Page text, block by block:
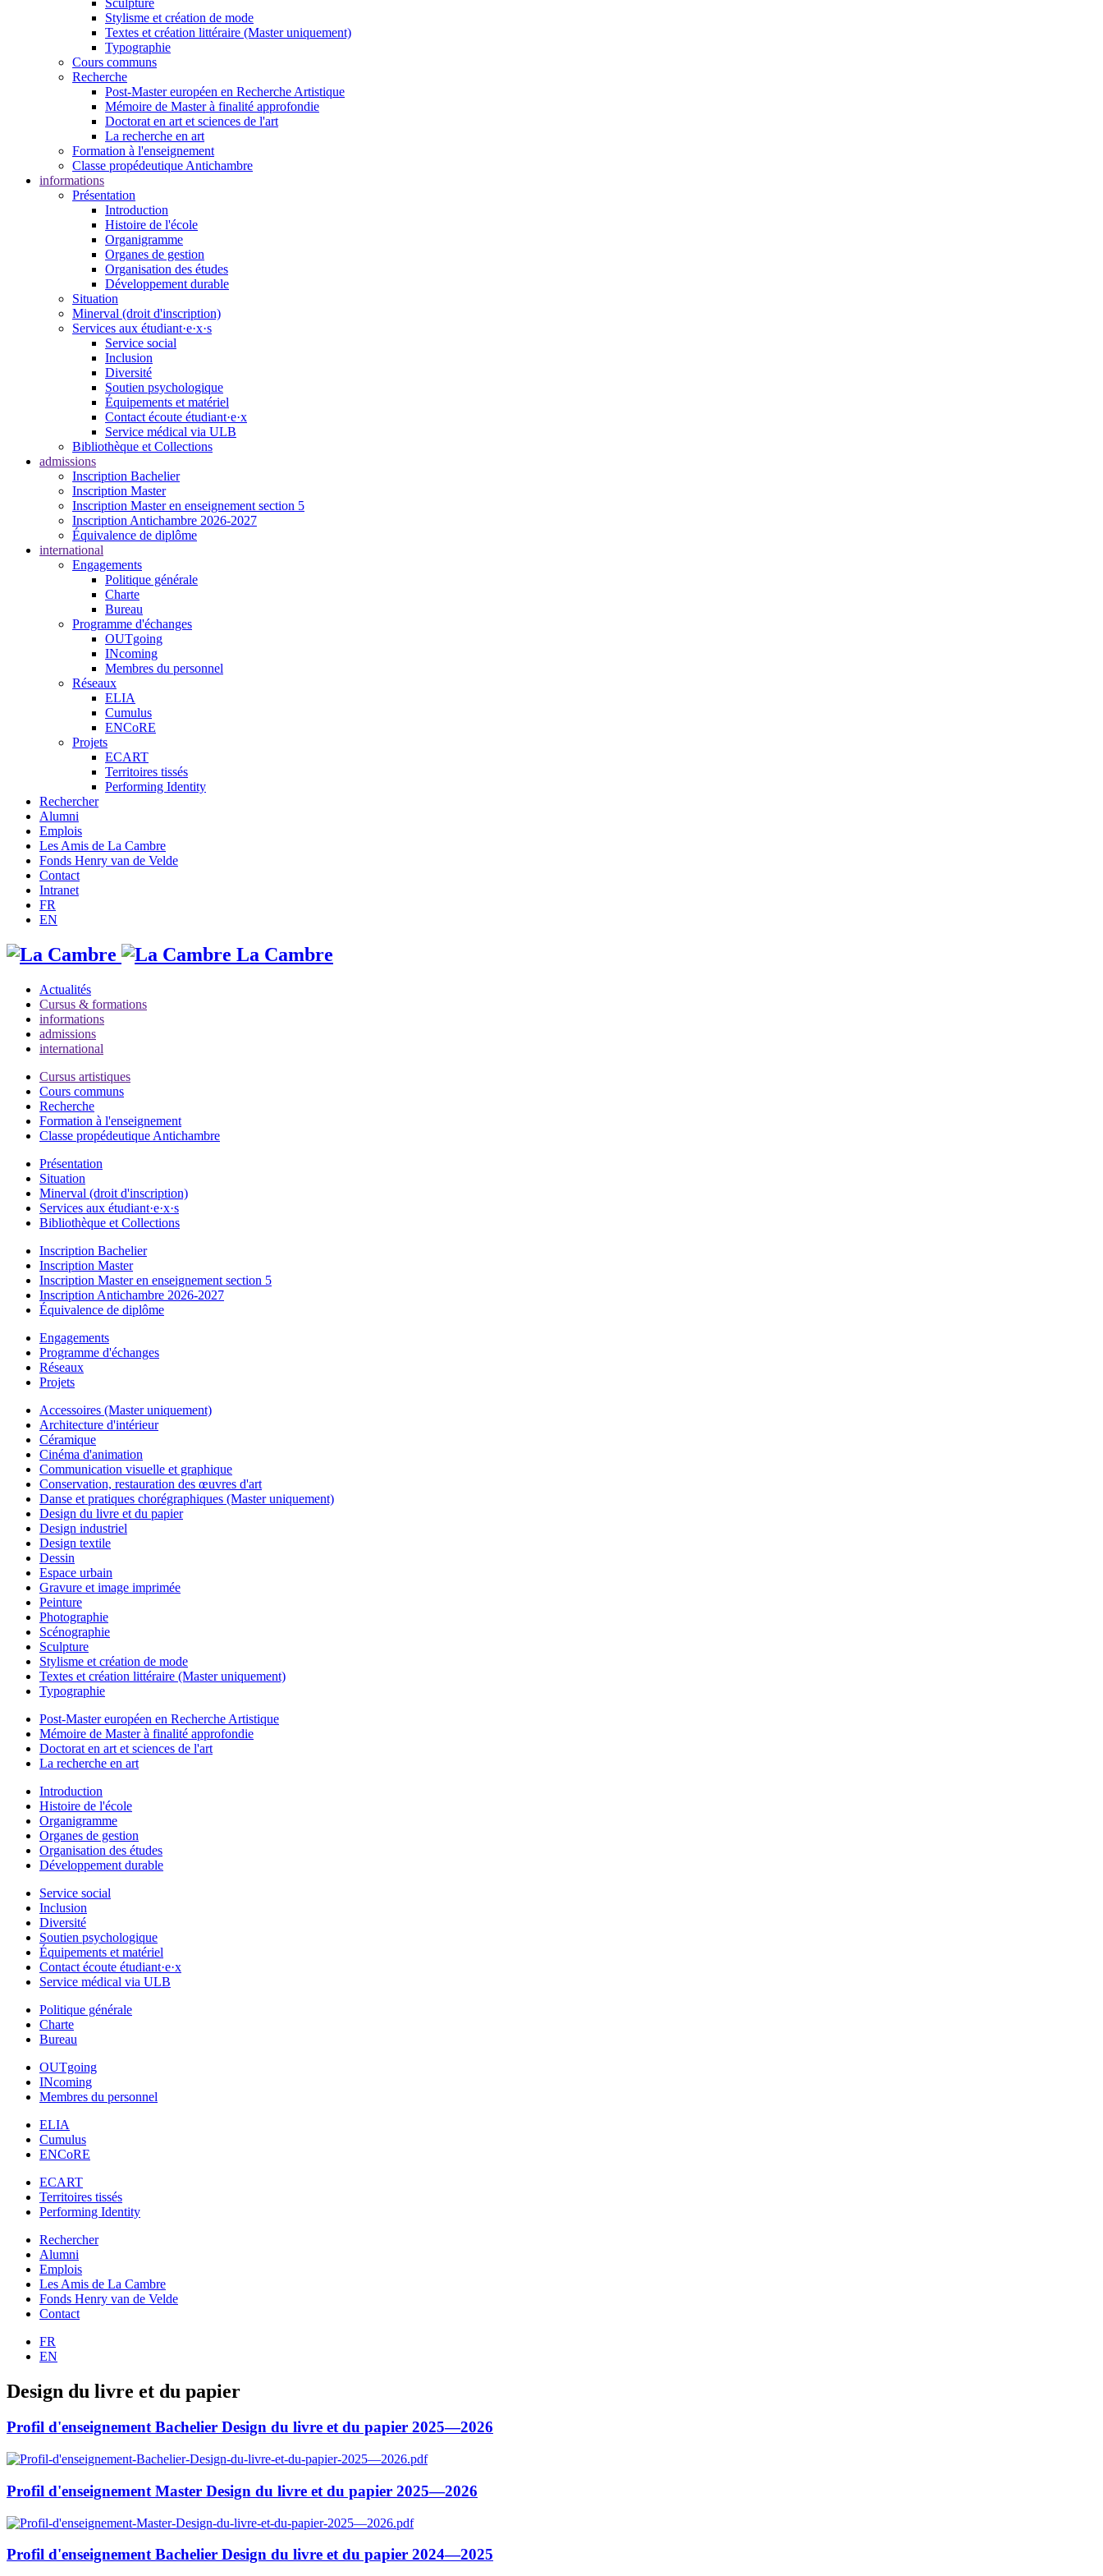
Stylisme et création de mode
Textes et création littéraire (Master uniquement)
Typographie
Cours communs
Recherche
Post-Master européen en Recherche Artistique
Mémoire de Master à finalité approfondie
Doctorat en art et sciences de l'art
La recherche en art
Formation à l'enseignement
Classe propédeutique Antichambre
informations
Présentation
Introduction
Histoire de l'école
Organigramme
Organes de gestion
Organisation des études
Développement durable
Situation
Minerval (droit d'inscription)
Services aux étudiant·e·x·s
Service social
Inclusion
Diversité
Soutien psychologique
Équipements et matériel
Contact écoute étudiant·e·x
Service médical via ULB
Bibliothèque et Collections
admissions
Inscription Bachelier
Inscription Master
Inscription Master en enseignement section 5
Inscription Antichambre 2026-2027
Équivalence de diplôme
international
Engagements
Politique générale
Charte
Bureau
Programme d'échanges
OUTgoing
INcoming
Membres du personnel
Réseaux
ELIA
Cumulus
ENCoRE
Projets
ECART
Territoires tissés
Performing Identity
Rechercher
Alumni
Emplois
Les Amis de La Cambre
Fonds Henry van de Velde
Contact
Intranet
FR
EN
La Cambre
Actualités
Cursus & formations
informations
admissions
international
Cursus artistiques
Cours communs
Recherche
Formation à l'enseignement
Classe propédeutique Antichambre
Présentation
Situation
Minerval (droit d'inscription)
Services aux étudiant·e·x·s
Bibliothèque et Collections
Inscription Bachelier
Inscription Master
Inscription Master en enseignement section 5
Inscription Antichambre 2026-2027
Équivalence de diplôme
Engagements
Programme d'échanges
Réseaux
Projets
Accessoires (Master uniquement)
Architecture d'intérieur
Céramique
Cinéma d'animation
Communication visuelle et graphique
Conservation, restauration des œuvres d'art
Danse et pratiques chorégraphiques (Master uniquement)
Design du livre et du papier
Design industriel
Design textile
Dessin
Espace urbain
Gravure et image imprimée
Peinture
Photographie
Scénographie
Sculpture
Stylisme et création de mode
Textes et création littéraire (Master uniquement)
Typographie
Post-Master européen en Recherche Artistique
Mémoire de Master à finalité approfondie
Doctorat en art et sciences de l'art
La recherche en art
Introduction
Histoire de l'école
Organigramme
Organes de gestion
Organisation des études
Développement durable
Service social
Inclusion
Diversité
Soutien psychologique
Équipements et matériel
Contact écoute étudiant·e·x
Service médical via ULB
Politique générale
Charte
Bureau
OUTgoing
INcoming
Membres du personnel
ELIA
Cumulus
ENCoRE
ECART
Territoires tissés
Performing Identity
Rechercher
Alumni
Emplois
Les Amis de La Cambre
Fonds Henry van de Velde
Contact
FR
EN
Design du livre et du papier
Profil d'enseignement Bachelier Design du livre et du papier 2025—2026
Profil d'enseignement Master Design du livre et du papier 2025—2026
Profil d'enseignement Bachelier Design du livre et du papier 2024—2025